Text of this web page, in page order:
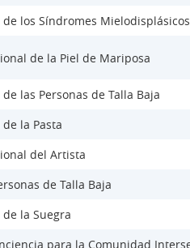
los Síndromes Mielodisplásicos
de la Piel de Mariposa
las Personas de Talla Baja
la Pasta
del Artista
de Talla Baja
la Suegra
para la Comunidad